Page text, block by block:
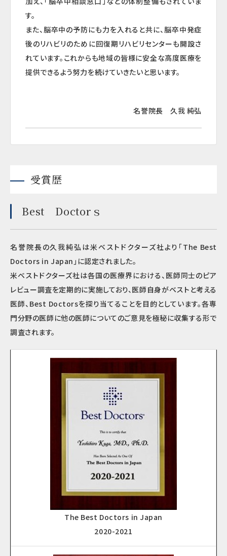
す。
また、脳卒中の予防にも力を入れると共に、脳卒中発症
後のリハビリのために回復期リハビリセンターも開設さ
れています。これからも地域の皆様に安全な高度医療を
提供できるよう努力を続けていきたいと思います。
名誉院長 久我 純弘
受賞歴
Best Doctorｓ
名誉院長の久我純弘は米ベストドクターズ社より｢The Best
Doctors in Japan｣に認定されました。
米ベストドクターズ社は各国の医療界における、医師同士のピア
レビュー調査を定期的に実施しており、医師自身がベストと考える
医師、Best Doctorsを探り当てることを目的としています。各専
門分野の医師に他の医師についてのご意見を極秘に収集する形で
調査されます。
The Best Doctors in Japan
2020-2021